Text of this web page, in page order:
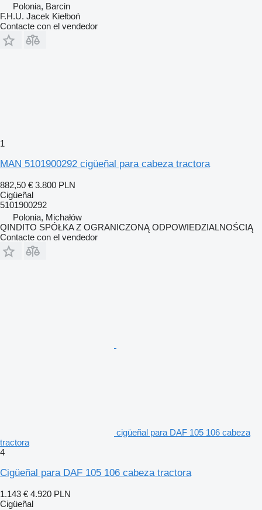
Polonia, Barcin
F.H.U. Jacek Kiełboń
Contacte con el vendedor
1
MAN 5101900292 cigüeñal para cabeza tractora
882,50 € 3.800 PLN
Cigüeñal
5101900292
Polonia, Michałów
QINDITO SPÓŁKA Z OGRANICZONĄ ODPOWIEDZIALNOŚCIĄ
Contacte con el vendedor
cigüeñal para DAF 105 106 cabeza
tractora
4
Cigüeñal para DAF 105 106 cabeza tractora
1.143 € 4.920 PLN
Cigüeñal